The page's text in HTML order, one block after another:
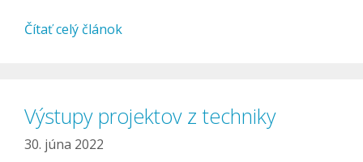
Čítať celý článok
Výstupy projektov z techniky
30. júna 2022